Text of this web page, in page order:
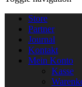
Store
Partner
Journal
Kontakt
Mein Konto
Kasse